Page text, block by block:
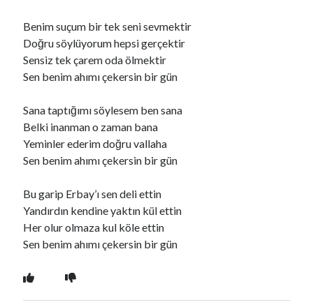
Ara
Benim suçum bir tek seni sevmektir
Doğru söylüyorum hepsi gerçektir
Sensiz tek çarem oda ölmektir
Sen benim ahımı çekersin bir gün
Sana taptığımı söylesem ben sana
Belki inanman o zaman bana
Yeminler ederim doğru vallaha
Sen benim ahımı çekersin bir gün
Bu garip Erbay’ı sen deli ettin
Yandırdın kendine yaktın kül ettin
Her olur olmaza kul köle ettin
Sen benim ahımı çekersin bir gün